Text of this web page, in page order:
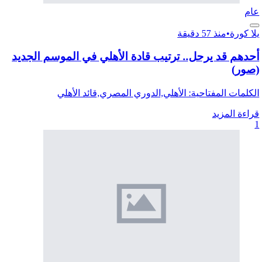
عام
يلا كورة•منذ 57 دقيقة
أحدهم قد يرحل.. ترتيب قادة الأهلي في الموسم الجديد
(صور)
الكلمات المفتاحية: الأهلي,الدوري المصري,قائد الأهلي
قراءة المزيد
1